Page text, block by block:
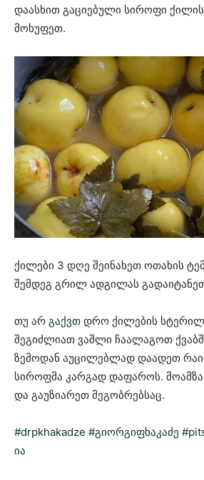
დაასხით გაციებული სიროფი
მოხუფეთ.
ქილები 3 დღე შეინახეთ ოთახის
შემდეგ გრილ ადგილას
თუ არ გაქვთ დრო ქილების
შეგიძლიათ ვაშლი ჩაალაგოთ
ზემოდან აუცილებლად დაადეთ
სიროფმა კარგად დაფაროს.
და გაუზიარეთ მეგობრებსაც.
#drpkhakadze #გიორგიფხაკაძე
ია